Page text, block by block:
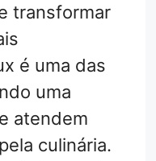
transformar
é uma das
uma
atendem
culinária.